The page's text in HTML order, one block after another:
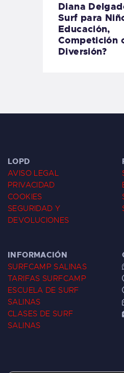
Diana
Surf para
Educación,
Competición
Diversión?
LOPD
AVISO LEGAL
PRIVACIDAD
COOKIES
SEGURIDAD Y
DEVOLUCIONES
INFORMACIÓN
SURFCAMP SALINAS
TARIFAS SURFCAMP
ESCUELA DE SURF
SALINAS
CLASES DE SURF
SALINAS